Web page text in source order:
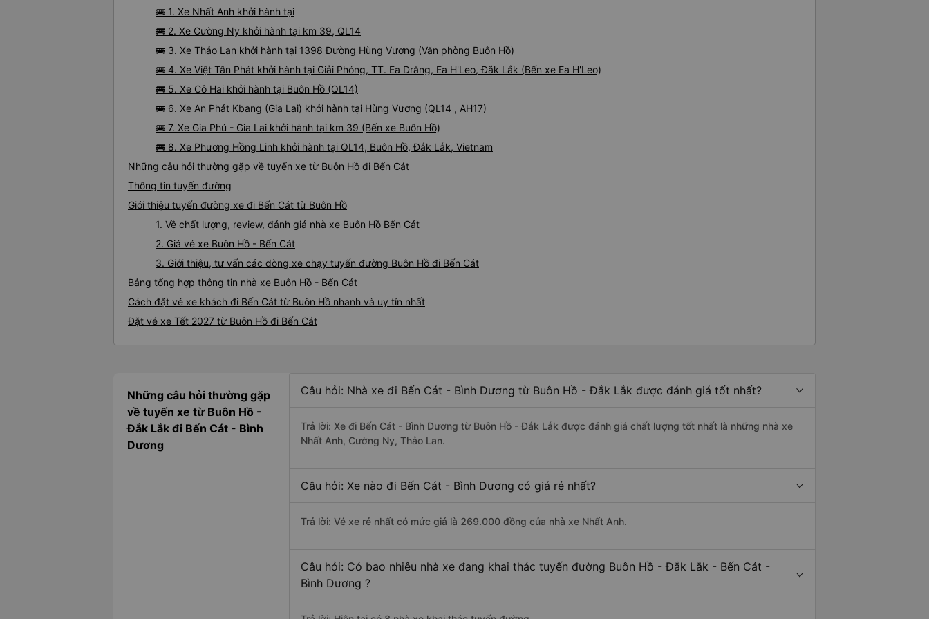
🚌 1. Xe Nhất Anh khởi hành tại
🚌 2. Xe Cường Ny khởi hành tại km 39, QL14
🚌 3. Xe Thảo Lan khởi hành tại 1398 Đường Hùng Vương (Văn phòng Buôn Hồ)
🚌 4. Xe Việt Tân Phát khởi hành tại Giải Phóng, TT. Ea Drăng, Ea H'Leo, Đắk Lắk (Bến xe Ea H'Leo)
🚌 5. Xe Cô Hai khởi hành tại Buôn Hồ (QL14)
🚌 6. Xe An Phát Kbang (Gia Lai) khởi hành tại Hùng Vương (QL14 , AH17)
🚌 7. Xe Gia Phú - Gia Lai khởi hành tại km 39 (Bến xe Buôn Hồ)
🚌 8. Xe Phương Hồng Linh khởi hành tại QL14, Buôn Hồ, Đắk Lắk, Vietnam
Những câu hỏi thường gặp về tuyến xe từ Buôn Hồ đi Bến Cát
Thông tin tuyến đường
Giới thiệu tuyến đường xe đi Bến Cát từ Buôn Hồ
1. Về chất lượng, review, đánh giá nhà xe Buôn Hồ Bến Cát
2. Giá vé xe Buôn Hồ - Bến Cát
3. Giới thiệu, tư vấn các dòng xe chạy tuyến đường Buôn Hồ đi Bến Cát
Bảng tổng hợp thông tin nhà xe Buôn Hồ - Bến Cát
Cách đặt vé xe khách đi Bến Cát từ Buôn Hồ nhanh và uy tín nhất
Đặt vé xe Tết 2027 từ Buôn Hồ đi Bến Cát
Những câu hỏi thường gặp
về tuyến xe từ Buôn Hồ -
Đắk Lắk đi Bến Cát - Bình
Dương
Câu hỏi: Nhà xe đi Bến Cát - Bình Dương từ Buôn Hồ - Đắk Lắk được đánh giá tốt nhất?
Trả lời: Xe đi Bến Cát - Bình Dương từ Buôn Hồ - Đắk Lắk được đánh giá chất lượng tốt nhất là những nhà xe
Nhất Anh, Cường Ny, Thảo Lan.
Câu hỏi: Xe nào đi Bến Cát - Bình Dương có giá rẻ nhất?
Trả lời: Vé xe rẻ nhất có mức giá là 269.000 đồng của nhà xe Nhất Anh.
Câu hỏi: Có bao nhiêu nhà xe đang khai thác tuyến đường Buôn Hồ - Đắk Lắk - Bến Cát -
Bình Dương ?